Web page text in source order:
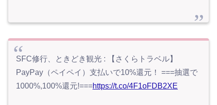
SFC修行、ときどき観光 : 【さくらトラベル】
PayPay（ペイペイ）支払いで10%還元！ ===抽選で
1000%,100%還元!===https://t.co/4F1oFDB2XE